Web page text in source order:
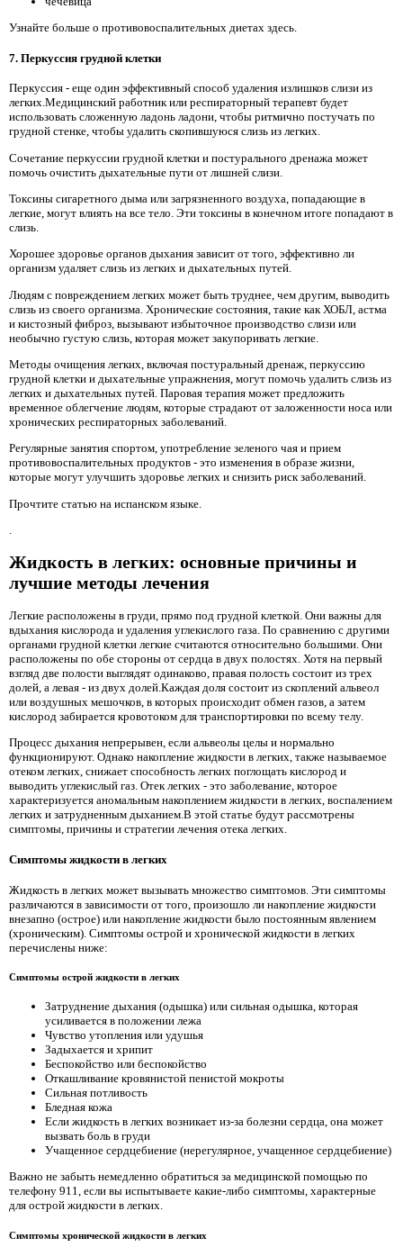
Узнайте больше о противовоспалительных диетах здесь.
7. Перкуссия грудной клетки
Перкуссия - еще один эффективный способ удаления излишков слизи из
легких.Медицинский работник или респираторный терапевт будет
использовать сложенную ладонь ладони, чтобы ритмично постучать по
грудной стенке, чтобы удалить скопившуюся слизь из легких.
Сочетание перкуссии грудной клетки и постурального дренажа может
помочь очистить дыхательные пути от лишней слизи.
Токсины сигаретного дыма или загрязненного воздуха, попадающие в
легкие, могут влиять на все тело. Эти токсины в конечном итоге попадают в
слизь.
Хорошее здоровье органов дыхания зависит от того, эффективно ли
организм удаляет слизь из легких и дыхательных путей.
Людям с повреждением легких может быть труднее, чем другим, выводить
слизь из своего организма. Хронические состояния, такие как ХОБЛ, астма
и кистозный фиброз, вызывают избыточное производство слизи или
необычно густую слизь, которая может закупоривать легкие.
Методы очищения легких, включая постуральный дренаж, перкуссию
грудной клетки и дыхательные упражнения, могут помочь удалить слизь из
легких и дыхательных путей. Паровая терапия может предложить
временное облегчение людям, которые страдают от заложенности носа или
хронических респираторных заболеваний.
Регулярные занятия спортом, употребление зеленого чая и прием
противовоспалительных продуктов - это изменения в образе жизни,
которые могут улучшить здоровье легких и снизить риск заболеваний.
Прочтите статью на испанском языке.
Жидкость в легких: основные причины и
лучшие методы лечения
Легкие расположены в груди, прямо под грудной клеткой. Они важны для
вдыхания кислорода и удаления углекислого газа. По сравнению с другими
органами грудной клетки легкие считаются относительно большими. Они
расположены по обе стороны от сердца в двух полостях. Хотя на первый
взгляд две полости выглядят одинаково, правая полость состоит из трех
долей, а левая - из двух долей.Каждая доля состоит из скоплений альвеол
или воздушных мешочков, в которых происходит обмен газов, а затем
кислород забирается кровотоком для транспортировки по всему телу.
Процесс дыхания непрерывен, если альвеолы ​​целы и нормально
функционируют. Однако накопление жидкости в легких, также называемое
отеком легких, снижает способность легких поглощать кислород и
выводить углекислый газ. Отек легких - это заболевание, которое
характеризуется аномальным накоплением жидкости в легких, воспалением
легких и затрудненным дыханием.В этой статье будут рассмотрены
симптомы, причины и стратегии лечения отека легких.
Симптомы жидкости в легких
Жидкость в легких может вызывать множество симптомов. Эти симптомы
различаются в зависимости от того, произошло ли накопление жидкости
внезапно (острое) или накопление жидкости было постоянным явлением
(хроническим). Симптомы острой и хронической жидкости в легких
перечислены ниже:
Симптомы острой жидкости в легких
Затруднение дыхания (одышка) или сильная одышка, которая
усиливается в положении лежа
Чувство утопления или удушья
Задыхается и хрипит
Беспокойство или беспокойство
Откашливание кровянистой пенистой мокроты
Сильная потливость
Бледная кожа
Если жидкость в легких возникает из-за болезни сердца, она может
вызвать боль в груди
Учащенное сердцебиение (нерегулярное, учащенное сердцебиение)
Важно не забыть немедленно обратиться за медицинской помощью по
телефону 911, если вы испытываете какие-либо симптомы, характерные
для острой жидкости в легких.
Симптомы хронической жидкости в легких